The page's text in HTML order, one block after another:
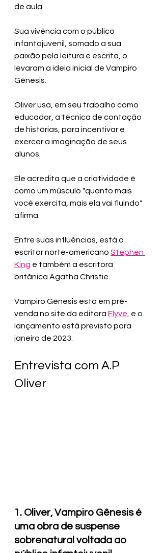
de aula.
Sua vivência com o público
infantojuvenil, somado a sua
paixão pela leitura e escrita, o
levaram a ideia inicial de Vampiro
Gênesis.
Oliver usa, em seu trabalho como
educador, a técnica de contação
de histórias, para incentivar e
exercer a imaginação de seus
alunos.
Ele acredita que a criatividade é
como um músculo "quanto mais
você exercita, mais ela vai fluindo"
afirma.
Entre suas influências, está o
escritor norte-americano Stephen
King e também a escritora
britânica Agatha Christie.
Vampiro Gênesis está em pré-
venda no site da editora Flyve, e o
lançamento está previsto para
janeiro de 2023.
Entrevista com A.P
Oliver
1. Oliver, Vampiro Gênesis é
uma obra de suspense
sobrenatural voltada ao